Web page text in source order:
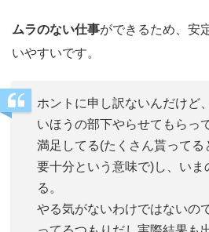
ムラのない仕事ができるため、安
いやすいです。
ホントに申し訳ないんだけど
いほうの部下やらせてもらっ
満足してる(たくさん貰って
要十分という意味で)し、いま
る。
やる気がないわけではないの